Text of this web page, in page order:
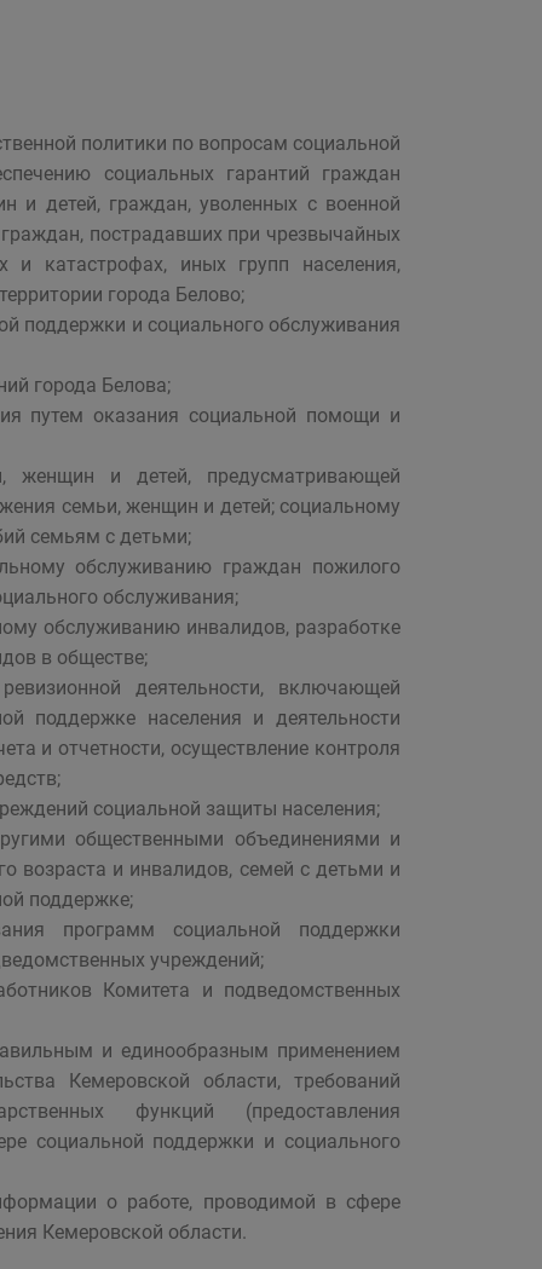
политики по вопросам социальной
социальных гарантий граждан
и детей, граждан, уволенных с военной
пострадавших при чрезвычайных
и катастрофах, иных групп населения,
города Белово;
поддержки и социального обслуживания
города Белова;
путем оказания социальной помощи и
женщин и детей, предусматривающей
семьи, женщин и детей; социальному
семьям с детьми;
обслуживанию граждан пожилого
обслуживания;
обслуживанию инвалидов, разработке
в обществе;
деятельности, включающей
поддержке населения и деятельности
и отчетности, осуществление контроля
социальной защиты населения;
общественными объединениями и
возраста и инвалидов, семей с детьми и
поддержке;
программ социальной поддержки
учреждений;
Комитета и подведомственных
и единообразным применением
Кемеровской области, требований
функций (предоставления
социальной поддержки и социального
о работе, проводимой в сфере
Кемеровской области.